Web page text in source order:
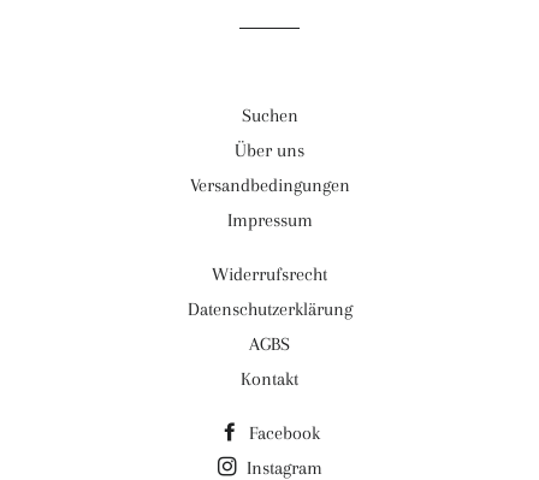
Suchen
Über uns
Versandbedingungen
Impressum
Widerrufsrecht
Datenschutzerklärung
AGBS
Kontakt
Facebook
Instagram